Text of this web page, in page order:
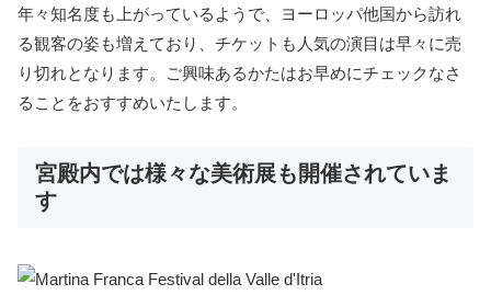
年々知名度も上がっているようで、ヨーロッパ他国から訪れ
る観客の姿も増えており、チケットも人気の演目は早々に売
り切れとなります。ご興味あるかたはお早めにチェックなさ
ることをおすすめいたします。
宮殿内では様々な美術展も開催されていま
す